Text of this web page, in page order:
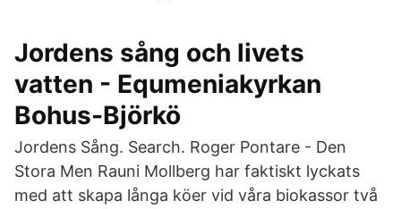
Jordens sång och livets
vatten - Equmeniakyrkan
Bohus-Björkö
Jordens Sång. Search. Roger Pontare - Den
Stora Men Rauni Mollberg har faktiskt lyckats
med att skapa långa köer vid våra biokassor två